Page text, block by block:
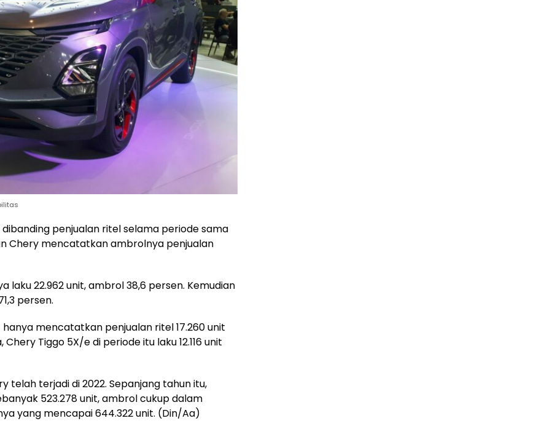
penjualan ritel selama periode sama
Chery mencatatkan ambrolnya penjualan
laku 22.962 unit, ambrol 38,6 persen. Kemudian
persen.
mencatatkan penjualan ritel 17.260 unit
Tiggo 5X/e di periode itu laku 12.116 unit
telah terjadi di 2022. Sepanjang tahun itu,
523.278 unit, ambrol cukup dalam
yang mencapai 644.322 unit. (Din/Aa)